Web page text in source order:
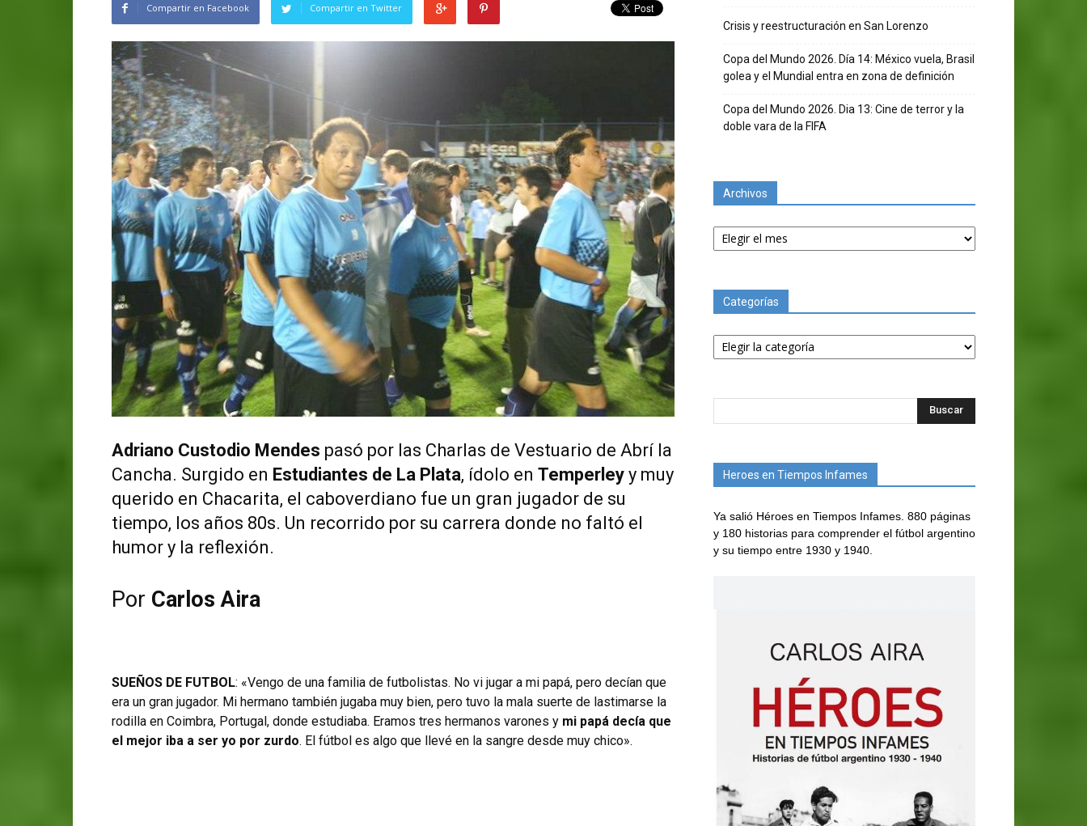
Compartir en Facebook Compartir en Twitter
Adriano Custodio Mendes pasó por las Charlas de Vestuario de Abrí la
Cancha. Surgido en Estudiantes de La Plata, ídolo en Temperley y muy
querido en Chacarita, el caboverdiano fue un gran jugador de su
tiempo, los años 80s. Un recorrido por su carrera donde no faltó el
humor y la reflexión.
Por Carlos Aira
SUEÑOS DE FUTBOL: «Vengo de una familia de futbolistas. No vi jugar a mi papá, pero decían que
era un gran jugador. Mi hermano también jugaba muy bien, pero tuvo la mala suerte de lastimarse la
rodilla en Coimbra, Portugal, donde estudiaba. Eramos tres hermanos varones y mi papá decía que
el mejor iba a ser yo por zurdo. El fútbol es algo que llevé en la sangre desde muy chico».
Crisis y reestructuración en San Lorenzo
Copa del Mundo 2026. Día 14: México vuela, Brasil
golea y el Mundial entra en zona de definición
Copa del Mundo 2026. Dia 13: Cine de terror y la
doble vara de la FIFA
Archivos
Archivos
Categorías
Categorías
Heroes en Tiempos Infames
Ya salió Héroes en Tiempos Infames. 880 páginas
y 180 historias para comprender el fútbol argentino
y su tiempo entre 1930 y 1940.